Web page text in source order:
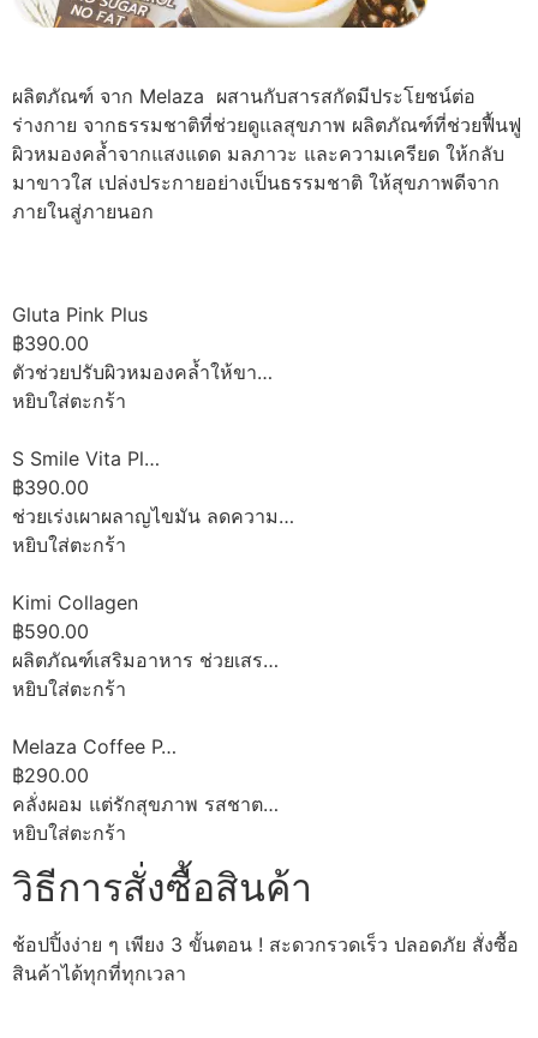
ผลิตภัณฑ์ จาก Melaza ผสานกับสารสกัดมีประโยชน์ต่อ
ร่างกาย จากธรรมชาติที่ช่วยดูแลสุขภาพ ผลิตภัณฑ์ที่ช่วยฟื้นฟู
ผิวหมองคล้ำจากแสงแดด มลภาวะ และความเครียด ให้กลับ
มาขาวใส เปล่งประกายอย่างเป็นธรรมชาติ ให้สุขภาพดีจาก
ภายในสู่ภายนอก
Gluta Pink Plus
฿390.00
ตัวช่วยปรับผิวหมองคล้ำให้ขา…
หยิบใส่ตะกร้า
S Smile Vita Pl…
฿390.00
ช่วยเร่งเผาผลาญไขมัน ลดความ…
หยิบใส่ตะกร้า
Kimi Collagen
฿590.00
ผลิตภัณฑ์เสริมอาหาร ช่วยเสร…
หยิบใส่ตะกร้า
Melaza Coffee P…
฿290.00
คลั่งผอม แต่รักสุขภาพ รสชาต…
หยิบใส่ตะกร้า
วิธีการสั่งซื้อสินค้า
ช้อปปิ้งง่าย ๆ เพียง 3 ขั้นตอน ! สะดวกรวดเร็ว ปลอดภัย สั่งซื้อ
สินค้าได้ทุกที่ทุกเวลา